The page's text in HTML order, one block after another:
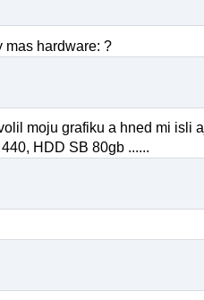
mas hardware: ?
moju grafiku a hned mi isli
HDD SB 80gb ......